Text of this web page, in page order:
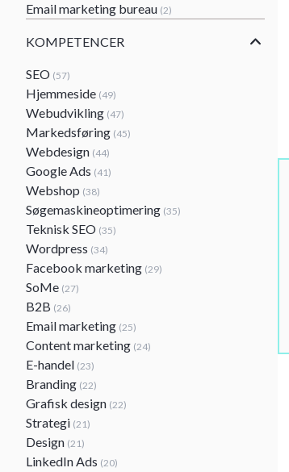
Email marketing bureau (2)
KOMPETENCER
SEO (57)
Hjemmeside (49)
Webudvikling (47)
Markedsføring (45)
Webdesign (44)
Google Ads (41)
Webshop (38)
Søgemaskineoptimering (35)
Teknisk SEO (35)
Wordpress (34)
Facebook marketing (29)
SoMe (27)
B2B (26)
Email marketing (25)
Content marketing (24)
E-handel (23)
Branding (22)
Grafisk design (22)
Strategi (21)
Design (21)
LinkedIn Ads (20)